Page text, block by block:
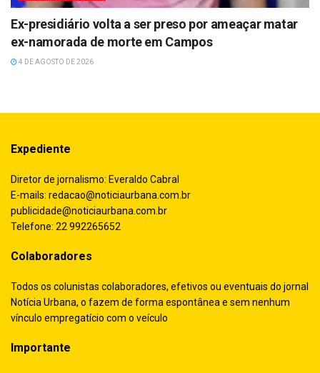
Ex-presidiário volta a ser preso por ameaçar matar
ex-namorada de morte em Campos
4 DE AGOSTO DE 2026
Expediente
Diretor de jornalismo: Everaldo Cabral
E-mails: redacao@noticiaurbana.com.br
publicidade@noticiaurbana.com.br
Telefone: 22 992265652
Colaboradores
Todos os colunistas colaboradores, efetivos ou eventuais do jornal
Notícia Urbana, o fazem de forma espontânea e sem nenhum
vínculo empregatício com o veículo
Importante